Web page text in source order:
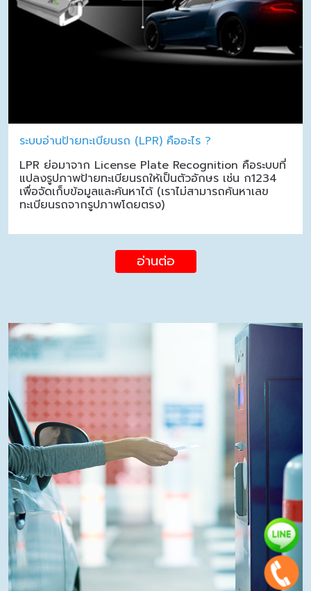
ระบบอ่านป้ายทะเบียนรถ (LPR) คืออะไร ?
LPR ย่อมาจาก License Plate Recognition คือระบบที่
แปลงรูปภาพป้ายทะเบียนรถให้เป็นตัวอักษร เช่น ก1234
เพื่อจัดเก็บข้อมูลและค้นหาได้ (เราไม่สามารถค้นหาเลข
ทะเบียนรถจากรูปภาพโดยตรง)
อ่านต่อ